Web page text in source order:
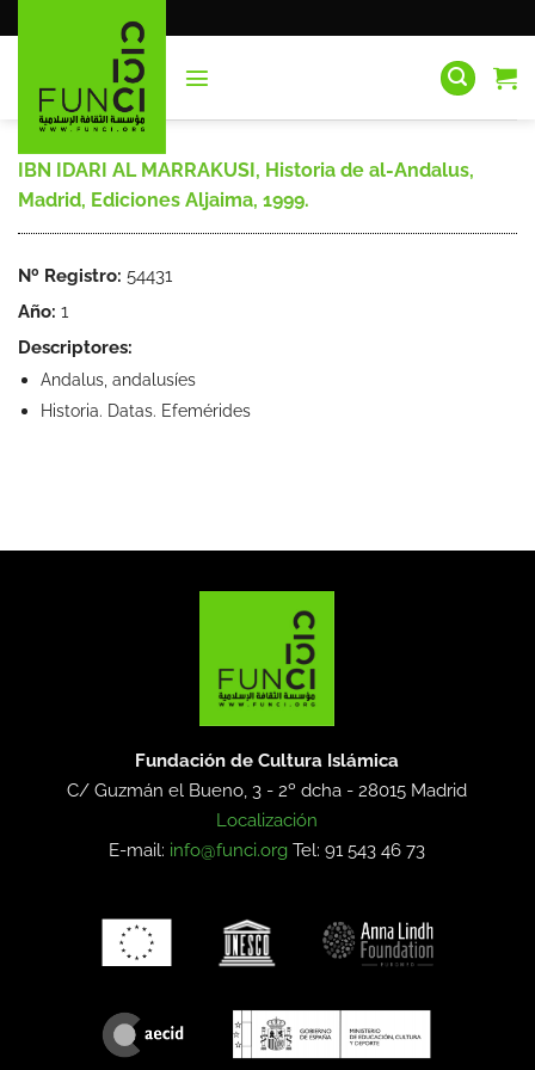
al
IBN IDARI AL MARRAKUSI, Historia de al-Andalus,
Madrid, Ediciones Aljaima, 1999.
Nº Registro: 54431
Año: 1
Descriptores:
Andalus, andalusíes
Historia. Datas. Efemérides
Fundación de Cultura Islámica
C/ Guzmán el Bueno, 3 - 2º dcha -28015 Madrid
Localización
E-mail: info@funci.org Tel: 91 543 46 73